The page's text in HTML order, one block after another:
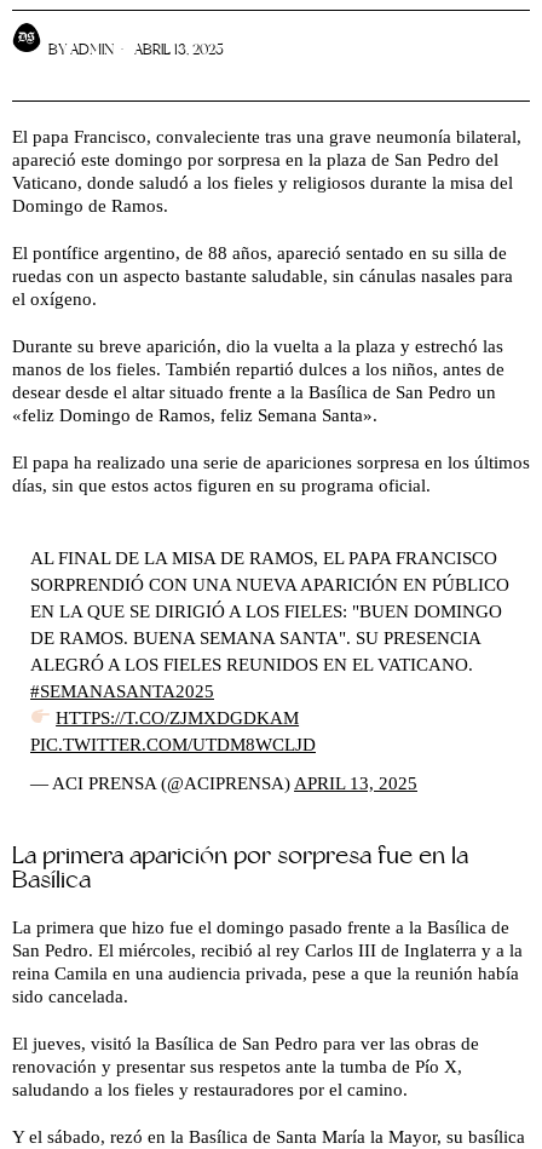
BYADMIN ABRIL 13, 2025
El papa Francisco, convaleciente tras una grave neumonía bilateral,
apareció este domingo por sorpresa en la plaza de San Pedro del
Vaticano, donde saludó a los fieles y religiosos durante la misa del
Domingo de Ramos.
El pontífice argentino, de 88 años, apareció sentado en su silla de
ruedas con un aspecto bastante saludable, sin cánulas nasales para
el oxígeno.
Durante su breve aparición, dio la vuelta a la plaza y estrechó las
manos de los fieles. También repartió dulces a los niños, antes de
desear desde el altar situado frente a la Basílica de San Pedro un
«feliz Domingo de Ramos, feliz Semana Santa».
El papa ha realizado una serie de apariciones sorpresa en los últimos
días, sin que estos actos figuren en su programa oficial.
AL FINAL DE LA MISA DE RAMOS, EL PAPA FRANCISCO
SORPRENDIÓ CON UNA NUEVA APARICIÓN EN PÚBLICO
EN LA QUE SE DIRIGIÓ A LOS FIELES: "BUEN DOMINGO
DE RAMOS. BUENA SEMANA SANTA". SU PRESENCIA
ALEGRÓ A LOS FIELES REUNIDOS EN EL VATICANO.
#SEMANASANTA2025
HTTPS://T.CO/ZJMXDGDKAM
PIC.TWITTER.COM/UTDM8WCLJD
— ACI PRENSA (@ACIPRENSA)APRIL 13, 2025
La primera aparición por sorpresa fue en la
Basílica
La primera que hizo fue el domingo pasado frente a la Basílica de
San Pedro. El miércoles, recibió al rey Carlos III de Inglaterra y a la
reina Camila en una audiencia privada, pese a que la reunión había
sido cancelada.
El jueves, visitó la Basílica de San Pedro para ver las obras de
renovación y presentar sus respetos ante la tumba de Pío X,
saludando a los fieles y restauradores por el camino.
Y el sábado, rezó en la Basílica de Santa María la Mayor, su basílica